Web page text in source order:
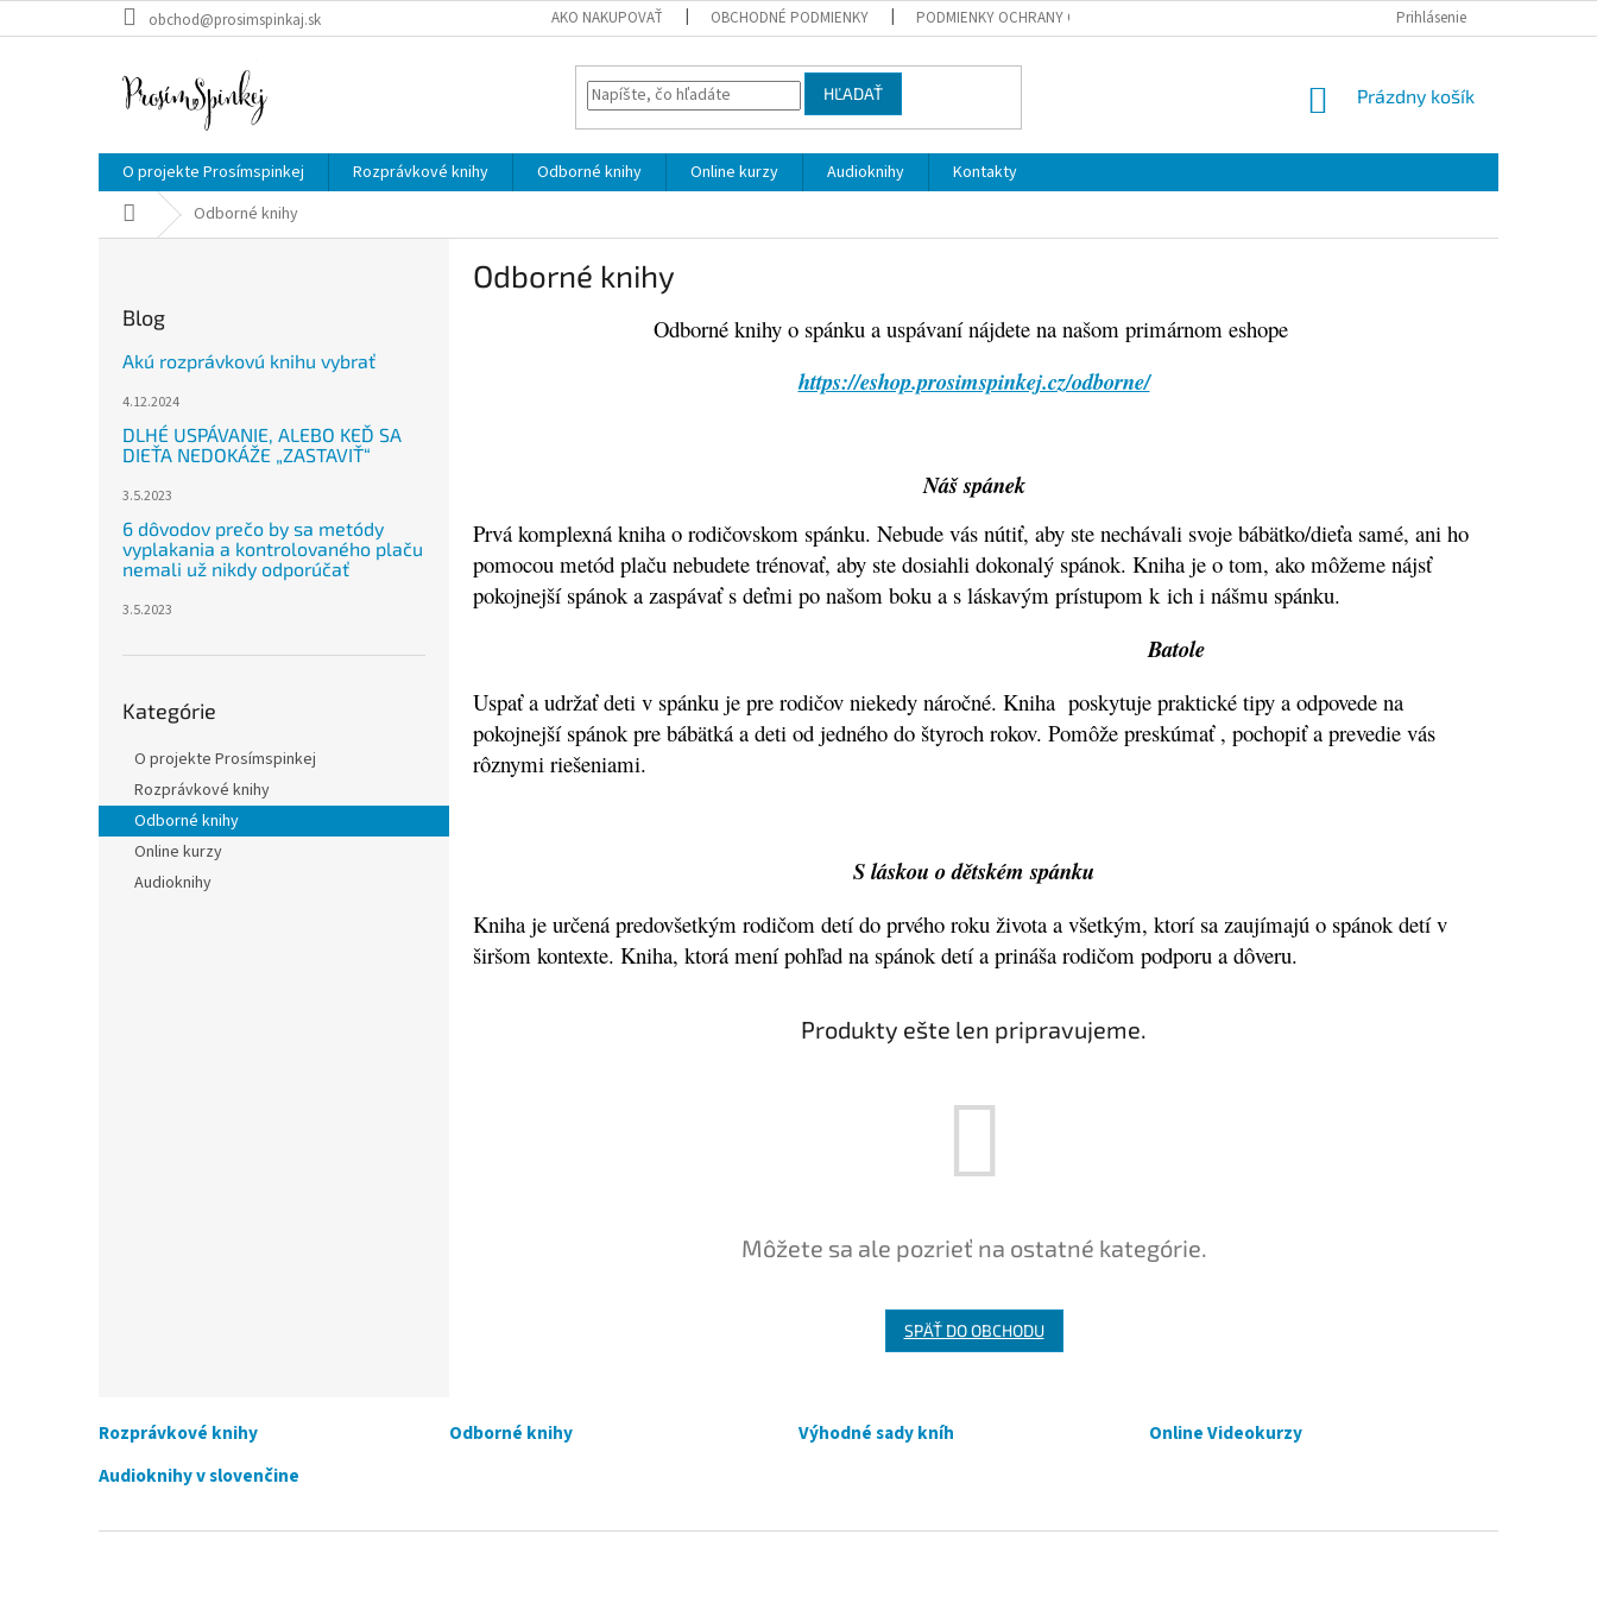
na
obchod@prosimspinkaj.sk AKO NAKUPOVAŤ OBCHODNÉ PODMIENKY PODMIENKY OCHRANY OSOBNÝCH ÚDAJOV Prihlásenie
HĽADAŤ
NÁKUPNÝ
Prázdny košík
O projekte Prosímspinkej Rozprávkové knihy Odborné knihy Online kurzy Audioknihy
Kontakty
Domov Odborné knihy
Blog
Akú rozprávkovú knihu vybrať
4.12.2024
DLHÉ USPÁVANIE, ALEBO KEĎ SA
DIEŤA NEDOKÁŽE „ZASTAVIŤ“
3.5.2023
6 dôvodov prečo by sa metódy
vyplakania a kontrolovaného plaču
nemali už nikdy odporúčať
3.5.2023
kategórie
Kategórie
O projekte Prosímspinkej
Rozprávkové knihy
Odborné knihy
Online kurzy
Audioknihy
Odborné knihy
Odborné knihy o spánku a uspávaní nájdete na našom primárnom eshope
https://eshop.prosimspinkej.cz/odborne/
Náš spánek
Prvá komplexná kniha o rodičovskom spánku. Nebude vás nútiť, aby ste nechávali svoje bábätko/dieťa samé, ani ho
pomocou metód plaču nebudete trénovať, aby ste dosiahli dokonalý spánok. Kniha je o tom, ako môžeme nájsť
pokojnejší spánok a zaspávať s deťmi po našom boku a s láskavým prístupom k ich i nášmu spánku.
Batole
Uspať a udržať deti v spánku je pre rodičov niekedy náročné. Kniha poskytuje praktické tipy a odpovede na
pokojnejší spánok pre bábätká a deti od jedného do štyroch rokov. Pomôže preskúmať , pochopiť a prevedie vás
rôznymi riešeniami.
S láskou o dětském spánku
Kniha je určená predovšetkým rodičom detí do prvého roku života a všetkým, ktorí sa zaujímajú o spánok detí v
širšom kontexte. Kniha, ktorá mení pohľad na spánok detí a prináša rodičom podporu a dôveru.
Produkty ešte len pripravujeme.
Môžete sa ale pozrieť na ostatné kategórie.
SPÄŤ DO OBCHODU
Rozprávkové knihy Odborné knihy Výhodné sady kníh
Online Videokurzy
Audioknihy v slovenčine